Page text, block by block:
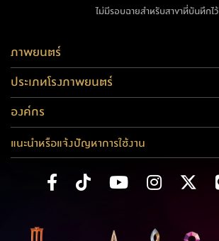
ไม่มีรอบฉายสำหรับสาขาที่บันทึกไว้
ภาพยนตร์
ประเภทโรงภาพยนตร์
องค์กร
แนะนำหรือแจ้งปัญหาการใช้งาน